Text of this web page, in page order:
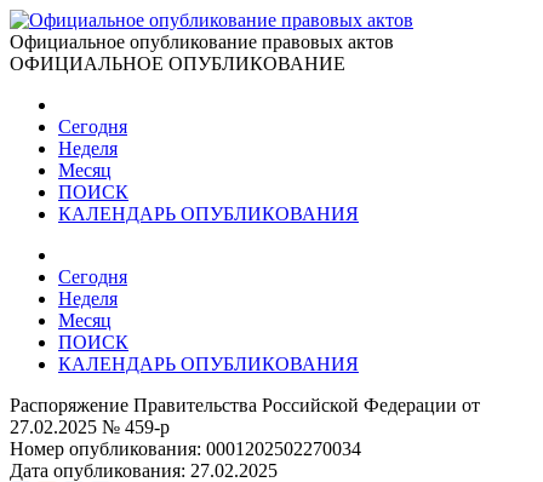
Официальное опубликование правовых актов
ОФИЦИАЛЬНОЕ ОПУБЛИКОВАНИЕ
Сегодня
Неделя
Месяц
ПОИСК
КАЛЕНДАРЬ ОПУБЛИКОВАНИЯ
Сегодня
Неделя
Месяц
ПОИСК
КАЛЕНДАРЬ ОПУБЛИКОВАНИЯ
Распоряжение Правительства Российской Федерации от
27.02.2025 № 459-р
Номер опубликования: 0001202502270034
Дата опубликования: 27.02.2025